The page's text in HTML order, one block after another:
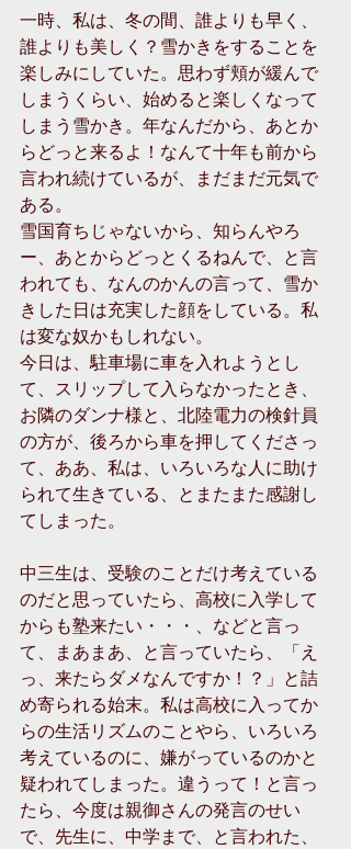
一時、私は、冬の間、誰よりも早く、
誰よりも美しく？雪かきをすることを
楽しみにしていた。思わず頬が緩んで
しまうくらい、始めると楽しくなって
しまう雪かき。年なんだから、あとか
らどっと来るよ！なんて十年も前から
言われ続けているが、まだまだ元気で
ある。
雪国育ちじゃないから、知らんやろ
ー、あとからどっとくるねんで、と言
われても、なんのかんの言って、雪か
きした日は充実した顔をしている。私
は変な奴かもしれない。
今日は、駐車場に車を入れようとし
て、スリップして入らなかったとき、
お隣のダンナ様と、北陸電力の検針員
の方が、後ろから車を押してくださっ
て、ああ、私は、いろいろな人に助け
られて生きている、とまたまた感謝し
てしまった。
中三生は、受験のことだけ考えている
のだと思っていたら、高校に入学して
からも塾来たい・・・、などと言っ
て、まあまあ、と言っていたら、「え
っ、来たらダメなんですか！？」と詰
め寄られる始末。私は高校に入ってか
らの生活リズムのことやら、いろいろ
考えているのに、嫌がっているのかと
疑われてしまった。違うって！と言っ
たら、今度は親御さんの発言のせい
で、先生に、中学まで、と言われた、